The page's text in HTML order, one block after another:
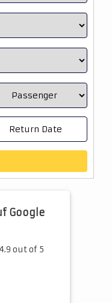
Google
out of 5